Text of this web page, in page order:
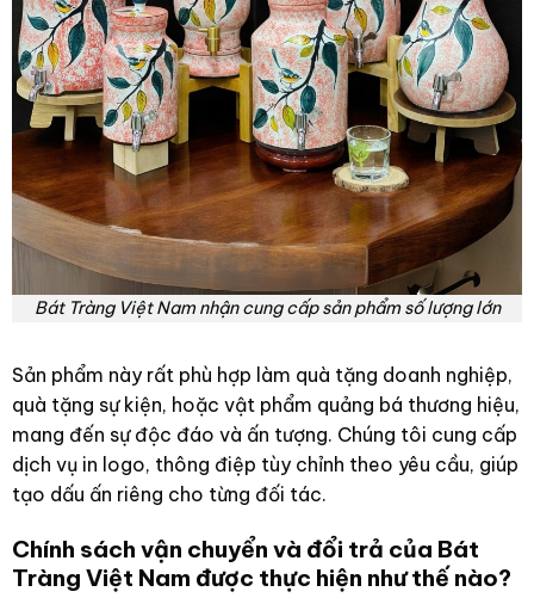
Bát Tràng Việt Nam nhận cung cấp sản phẩm số lượng lớn
Sản phẩm này rất phù hợp làm quà tặng doanh nghiệp,
quà tặng sự kiện, hoặc vật phẩm quảng bá thương hiệu,
mang đến sự độc đáo và ấn tượng. Chúng tôi cung cấp
dịch vụ in logo, thông điệp tùy chỉnh theo yêu cầu, giúp
tạo dấu ấn riêng cho từng đối tác.
Chính sách vận chuyển và đổi trả của Bát
Tràng Việt Nam được thực hiện như thế nào?